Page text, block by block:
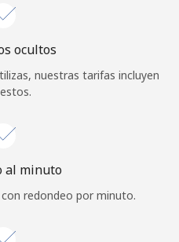
¿Olvidaste tu contraseña? →
ocultos
nuestras tarifas incluyen
al minuto
redondeo por minuto.